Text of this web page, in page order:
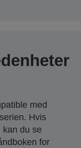
med
Hvis
kan du se
for